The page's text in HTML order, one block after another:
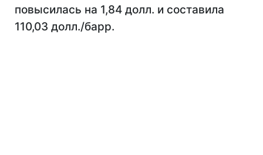
повысилась на 1,84 долл. и составила
110,03 долл./барр.